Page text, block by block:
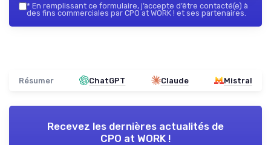
* En remplissant ce formulaire, j’accepte d’être contacté(e) à
des fins commerciales par CPO at WORK ! et ses partenaires.
Résumer ChatGPT Claude Mistral
Recevez les dernières actualités de
CPO at WORK !